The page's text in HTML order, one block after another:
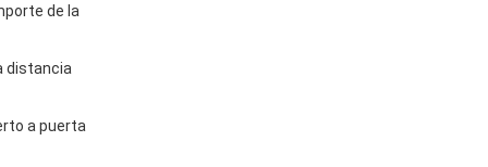
de la
distancia
a puerta